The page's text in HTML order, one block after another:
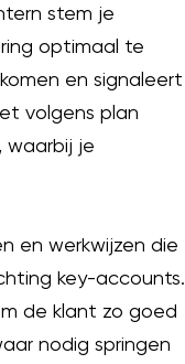
stem je
optimaal te
en signaleert
volgens plan
waarbij je
en werkwijzen die
key-accounts.
de klant zo goed
nodig springen